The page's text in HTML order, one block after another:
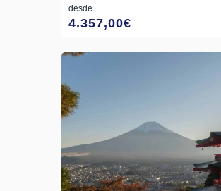
Sushi
desde
4.357,00€